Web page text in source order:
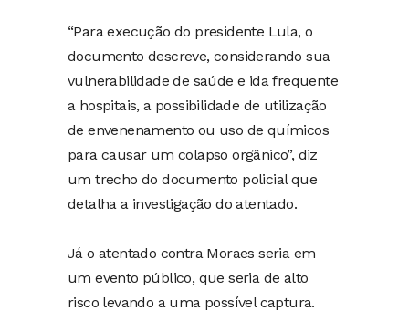
“Para execução do presidente Lula, o
documento descreve, considerando sua
vulnerabilidade de saúde e ida frequente
a hospitais, a possibilidade de utilização
de envenenamento ou uso de químicos
para causar um colapso orgânico”, diz
um trecho do documento policial que
detalha a investigação do atentado.
Já o atentado contra Moraes seria em
um evento público, que seria de alto
risco levando a uma possível captura.